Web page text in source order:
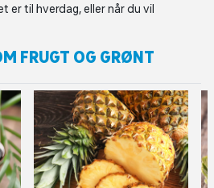
er til hverdag, eller når du vil
FRUGT OG GRØNT